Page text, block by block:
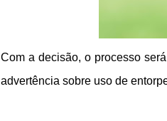
Com a decisão, o processo
advertência sobre uso de